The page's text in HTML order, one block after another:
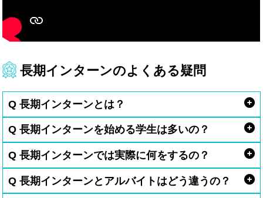
長期インターンのよくある疑問
Q 長期インターンとは？
Q 長期インターンを始める学生は多いの？
Q 長期インターンでは実際に何をするの？
Q 長期インターンとアルバイトはどう違うの？